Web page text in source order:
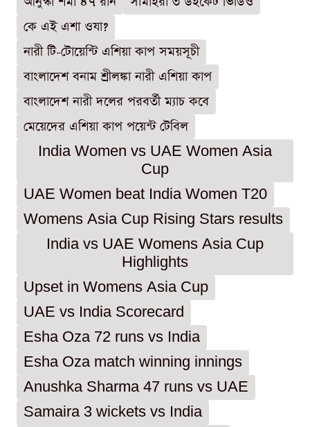
কে এই এশা ওযা?
নারী টি-টোয়েন্টি এশিয়া কাপ সময়সূচী
বাংলাদেশ বনাম শ্রীলঙ্কা নারী এশিয়া কাপ
বাংলাদেশ নারী দলের পরবর্তী ম্যাচ কবে
মেয়েদের এশিয়া কাপ পয়েন্ট টেবিল
India Women vs UAE Women Asia
Cup
UAE Women beat India Women T20
Womens Asia Cup Rising Stars results
India vs UAE Womens Asia Cup
Highlights
Upset in Womens Asia Cup
UAE vs India Scorecard
Esha Oza 72 runs vs India
Esha Oza match winning innings
Anushka Sharma 47 runs vs UAE
Samaira 3 wickets vs India